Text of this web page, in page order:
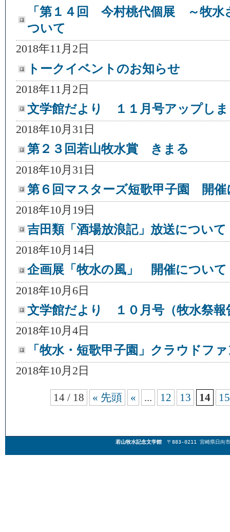
「第１４回 今村桃代個展 ～牧水
ついて
2018年11月2日
トークイベントのお知らせ
2018年11月2日
文学館だより １１月号アップし
2018年10月31日
第２３回若山牧水賞 きまる
2018年10月31日
第６回マスターズ短歌甲子園 開催
2018年10月19日
吉田類「酒場放浪記」放送について
2018年10月14日
企画展「牧水の風」 開催について
2018年10月6日
文学館だより １０月号（牧水祭
2018年10月4日
「牧水・短歌甲子園」クラウドフ
2018年10月2日
14 / 18 « 先頭 « ... 12 13 14 15
若山牧水記念文学館 〒883-0211 宮崎県日向